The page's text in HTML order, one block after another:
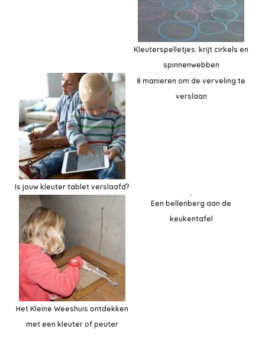
Kleuterspelletjes: krijt cirkels en
spinnenwebben
Is jouw kleuter tablet verslaafd?
8 manieren om de verveling te
verslaan
Het Kleine Weeshuis ontdekken
met een kleuter of peuter
Een bellenberg aan de
keukentafel